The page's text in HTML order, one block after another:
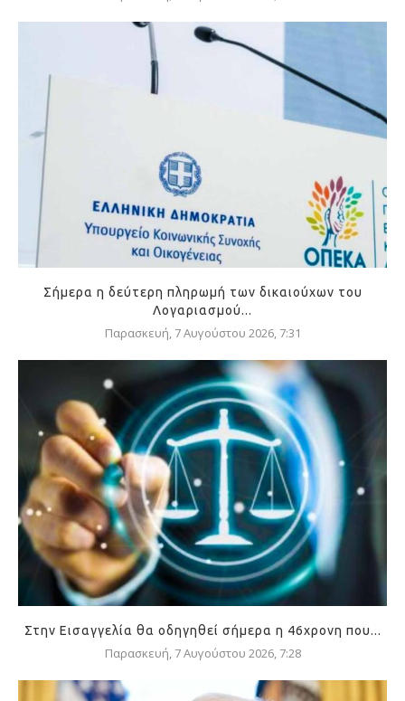
Σήμερα η δεύτερη πληρωμή των δικαιούχων του
Λογαριασμού...
Παρασκευή, 7 Αυγούστου 2026, 7:31
Στην Εισαγγελία θα οδηγηθεί σήμερα η 46χρονη που...
Παρασκευή, 7 Αυγούστου 2026, 7:28